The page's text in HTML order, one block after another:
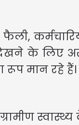
के लिए
रूप मान रहे हैं।